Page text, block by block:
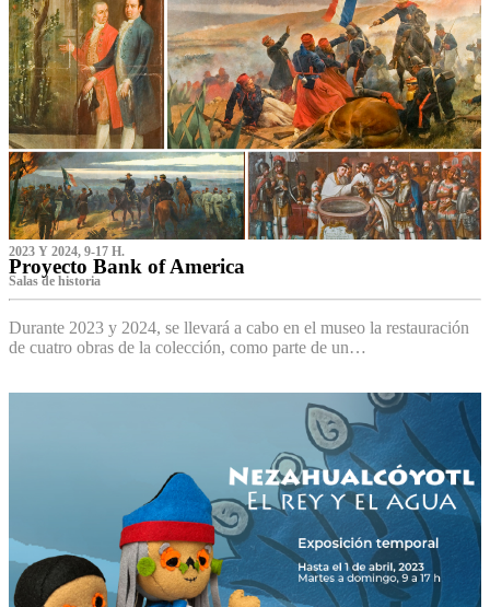
2023 Y 2024, 9-17 H.
Proyecto Bank of America
S‌alas de historia
Durante 2023 y 2024, se llevará a cabo en el museo la restauración
de cuatro obras de la colección, como parte de un…